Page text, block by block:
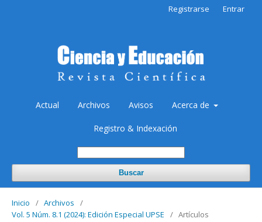
Actual Archivos Avisos Acerca de
Registro & Indexación
Buscar
Registrarse Entrar
Inicio / Archivos
/
Vol. 5 Núm. 8.1 (2024): Edición Especial UPSE
/ Artículos